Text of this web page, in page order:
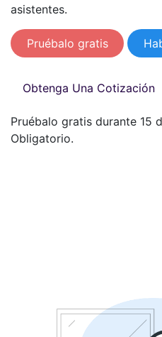
asistentes.
Pruébalo gratis
Obtenga Una Cotización
Pruébalo gratis durante 15
Obligatorio.